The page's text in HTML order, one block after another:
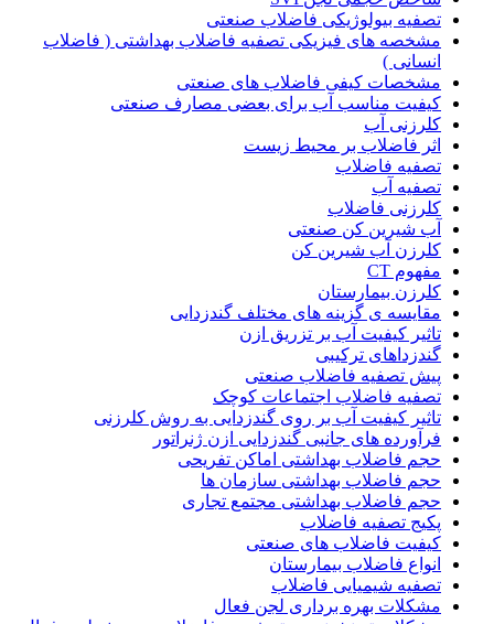
تصفیه بیولوژیکی فاضلاب صنعتی
مشخصه های فیزیکی تصفیه فاضلاب بهداشتی ( فاضلاب
انسانی )
مشخصات کیفی فاضلاب های صنعتی
کیفیت مناسب آب برای بعضی مصارف صنعتی
کلرزنی آب
اثر فاضلاب بر محیط زیست
تصفیه فاضلاب
تصفیه آب
کلرزنی فاضلاب
آب شیرین کن صنعتی
کلرزن آب شیرین کن
مفهوم CT
کلرزن بیمارستان
مقایسه ی گزینه های مختلف گندزدایی
تاثیر کیفیت آب بر تزریق ازن
گندزداهای ترکیبی
پیش تصفیه فاضلاب صنعتی
تصفیه فاضلاب اجتماعات کوچک
تاثیر کیفیت آب بر روی گندزدایی به روش کلرزنی
فرآورده های جانبی گندزدایی ازن ژنراتور
حجم فاضلاب بهداشتی اماکن تفریحی
حجم فاضلاب بهداشتی سازمان ها
حجم فاضلاب بهداشتی مجتمع تجاری
پکیج تصفیه فاضلاب
کیفیت فاضلاب های صنعتی
انواع فاضلاب بیمارستان
تصفیه شیمیایی فاضلاب
مشکلات بهره برداری لجن فعال